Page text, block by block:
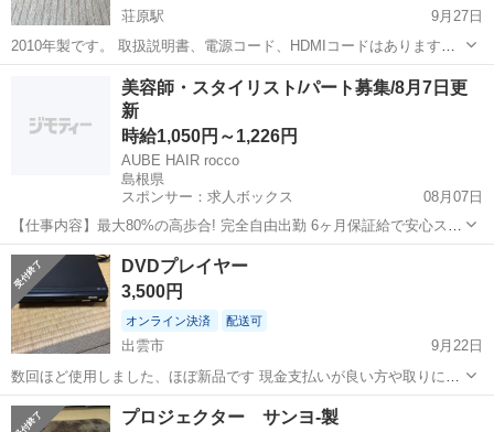
荘原駅
9月27日
2010年製です。 取扱説明書、電源コード、HDMIコードはあります
が、 リモコンはありませんので、ご了承いただける方、お願いしま
す。 【受渡】 土日の受渡をお願いします。
荘原駅 映像プレーヤー、レコーダー
美容師・スタイリスト/パート募集/8月7日更
新
時給1,050円～1,226円
AUBE HAIR rocco
島根県
スポンサー：求人ボックス
08月07日
【仕事内容】最大80%の高歩合! 完全自由出勤 6ヶ月保証給で安心スタ
ート <募集職種> 美容師 <仕事内容> サロン内業務全般 希望や適性に
応じて、 店舗運営・スタッフ管理などの マネジメント業務にも携われ
ます <必要経験> ス...
アルバイト・パート
DVDプレイヤー
3,500円
オンライン決済 配送可
出雲市
9月22日
数回ほど使用しました、ほぼ新品です 現金支払いが良い方や取りに来
たい方はご連絡ください
島根 出雲市 映像プレーヤー、レコーダー
プロジェクター サンヨ-製